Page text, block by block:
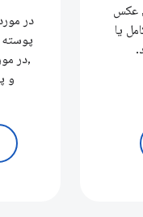
, عکس
یا
در
پوسته
,در
و